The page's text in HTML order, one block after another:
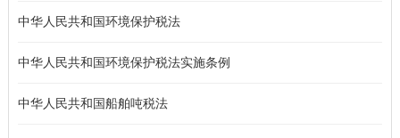
中华人民共和国环境保护税法
中华人民共和国环境保护税法实施条例
中华人民共和国船舶吨税法